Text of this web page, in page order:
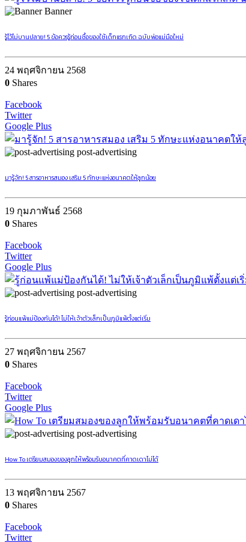
Banner
รู้ไว้ไม่บานปลาย! 5 ข้อควรรู้ก่อนซื้อของใช้เด็กแรกเกิด ฉบับพ่อแม่มือใหม่
24 พฤศจิกายน 2568
0 Shares
Facebook
Twitter
Google Plus
post-advertising
มารู้จัก! 5 สารอาหารสมอง เสริม 5 ทักษะแห่งอนาคตให้ลูกน้อย
19 กุมภาพันธ์ 2568
0 Shares
Facebook
Twitter
Google Plus
post-advertising
รู้ก่อนแพ้แม่ป้องกันได้! ไม่ให้เจ้าตัวเล็กเป็นภูมิแพ้ตั้งแต่เริ่ม
27 พฤศจิกายน 2567
0 Shares
Facebook
Twitter
Google Plus
post-advertising
How To เตรียมสมองของลูกให้พร้อมรับอนาคตที่คาดเดาไม่ได้
13 พฤศจิกายน 2567
0 Shares
Facebook
Twitter